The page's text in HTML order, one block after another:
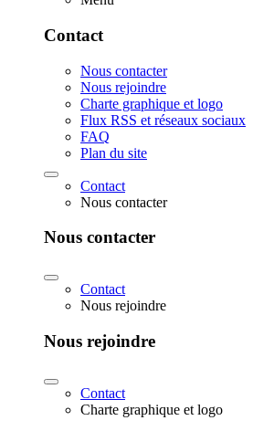
Contact
Nous contacter
Nous rejoindre
Charte graphique et logo
Flux RSS et réseaux sociaux
FAQ
Plan du site
Contact
Nous contacter
Nous contacter
Contact
Nous rejoindre
Nous rejoindre
Contact
Charte graphique et logo